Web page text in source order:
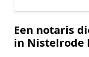
Een notaris
in Nistelrode